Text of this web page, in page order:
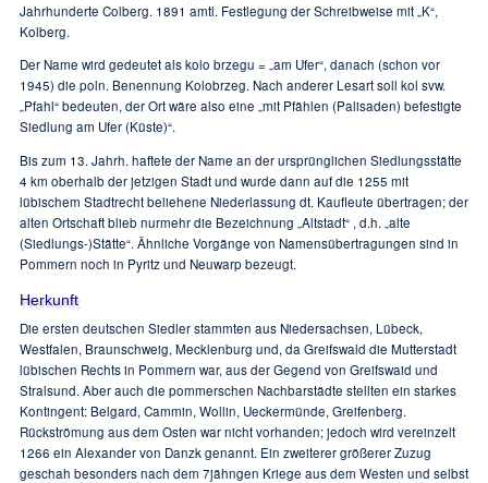
Jahrhunderte Colberg. 1891 amtl. Festlegung der Schreibweise mit „K“,
Kolberg.
Der Name wird gedeutet als kolo brzegu = „am Ufer“, danach (schon vor
1945) die poln. Benennung Kolobrzeg. Nach anderer Lesart soll kol svw.
„Pfahl“ bedeuten, der Ort wäre also eine „mit Pfählen (Palisaden) befestigte
Siedlung am Ufer (Küste)“.
Bis zum 13. Jahrh. haftete der Name an der ursprünglichen Siedlungsstätte
4 km oberhalb der jetzigen Stadt und wurde dann auf die 1255 mit
lübischem Stadtrecht beliehene Niederlassung dt. Kaufleute übertragen; der
alten Ortschaft blieb nurmehr die Bezeichnung „Altstadt“ , d.h. „alte
(Siedlungs-)Stätte“. Ähnliche Vorgänge von Namensübertragungen sind in
Pommern noch in Pyritz und Neuwarp bezeugt.
Herkunft
Die ersten deutschen Siedler stammten aus Niedersachsen, Lübeck,
Westfalen, Braunschweig, Mecklenburg und, da Greifswald die Mutterstadt
lübischen Rechts in Pommern war, aus der Gegend von Greifswaid und
Stralsund. Aber auch die pommerschen Nachbarstädte stellten ein starkes
Kontingent: Belgard, Cammin, Wollin, Ueckermünde, Greifenberg.
Rückströmung aus dem Osten war nicht vorhanden; jedoch wird vereinzelt
1266 ein Alexander von Danzk genannt. Ein zweiterer größerer Zuzug
geschah besonders nach dem 7jähngen Kriege aus dem Westen und selbst